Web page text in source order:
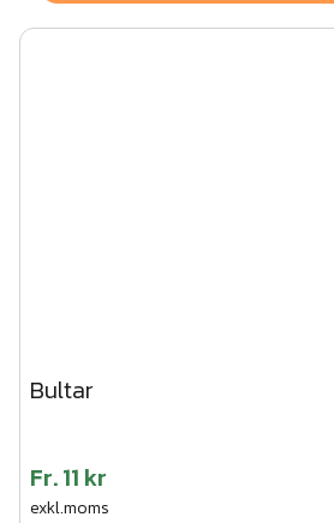
Bultar
Fr.11 kr
exkl.moms